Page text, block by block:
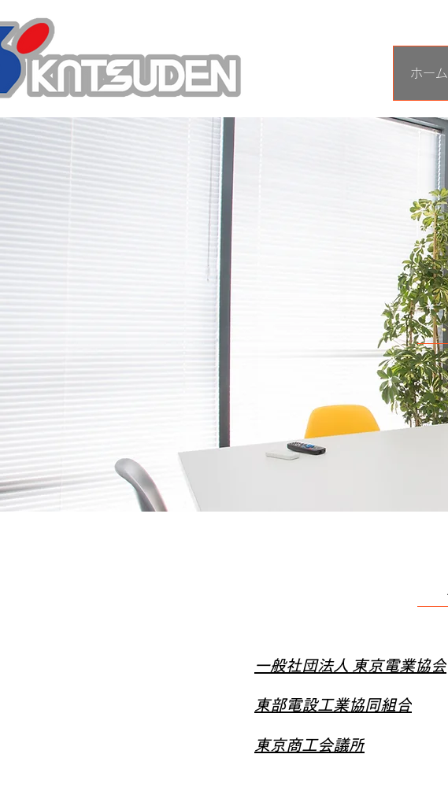
ホーム
一般社団法人 東京電業協会
東部電設工業協同組合
東京商工会議所